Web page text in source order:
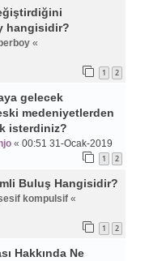
hangisidir?
«
1 2
gelecek
medeniyetlerden
isterdiniz?
« 00:51 31-Ocak-2019
1 2
Buluş Hangisidir?
kompulsif«
1 2
Hakkında Ne